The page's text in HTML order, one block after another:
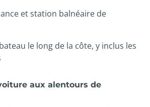
et station balnéaire de
le long de la côte, y inclus les
aux alentours de